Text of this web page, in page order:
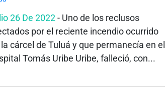
26 De 2022- Uno de los reclusos
por el reciente incendio ocurrido
cárcel de Tuluá y que permanecía en el
Tomás Uribe Uribe, falleció, con...